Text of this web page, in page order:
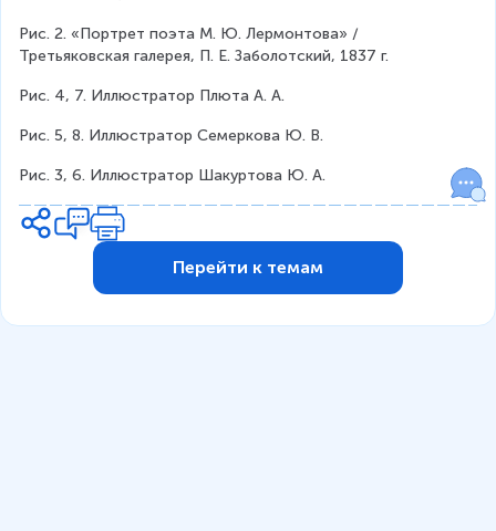
Рис. 2. «Портрет поэта М. Ю. Лермонтова» /
Третьяковская галерея, П. Е. Заболотский, 1837 г.
Рис. 4, 7. Иллюстратор Плюта А. А.
Рис. 5, 8. Иллюстратор Семеркова Ю. В.
Рис. 3, 6. Иллюстратор Шакуртова Ю. А.
Перейти к темам